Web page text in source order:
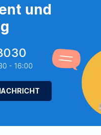
und
- 16:00